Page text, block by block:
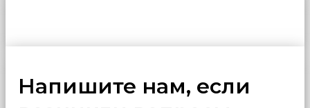
Напишите нам, если